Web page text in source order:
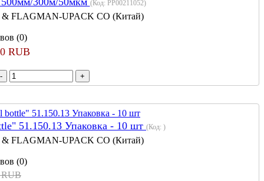
(Код: PP00211052)
& FLAGMAN-UPACK CO (Китай)
(0)
RUB
51.150.13 Упаковка - 10 шт (Код: )
& FLAGMAN-UPACK CO (Китай)
(0)
RUB